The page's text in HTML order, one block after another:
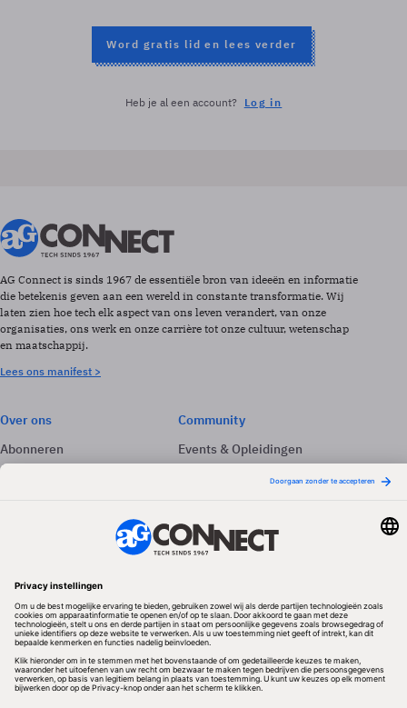
Word gratis lid en lees verder
Heb je al een account? Log in
AG Connect is sinds 1967 de essentiële bron van ideeën en informatie
die betekenis geven aan een wereld in constante transformatie. Wij
laten zien hoe tech elk aspect van ons leven verandert, van onze
organisaties, ons werk en onze carrière tot onze cultuur, wetenschap
en maatschappij.
Lees ons manifest >
Over ons
Abonneren
Adverteren
Community
Events & Opleidingen
Nieuwsbrieven
Volg ons
Redactionele partner